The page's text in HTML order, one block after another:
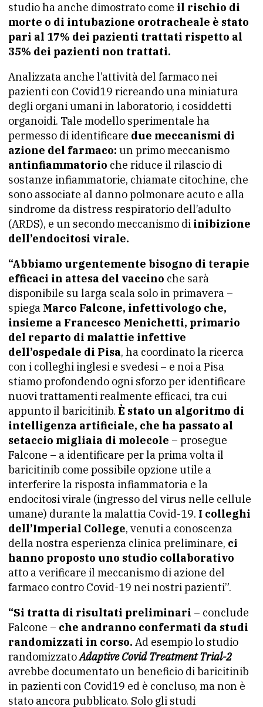
studio ha anche dimostrato come il rischio di
morte o di intubazione orotracheale è stato
pari al 17% dei pazienti trattati rispetto al
35% dei pazienti non trattati.
Analizzata anche l’attività del farmaco nei
pazienti con Covid19 ricreando una miniatura
degli organi umani in laboratorio, i cosiddetti
organoidi. Tale modello sperimentale ha
permesso di identificare due meccanismi di
azione del farmaco: un primo meccanismo
antinfiammatorio che riduce il rilascio di
sostanze infiammatorie, chiamate citochine, che
sono associate al danno polmonare acuto e alla
sindrome da distress respiratorio dell’adulto
(ARDS), e un secondo meccanismo di inibizione
dell’endocitosi virale.
“Abbiamo urgentemente bisogno di terapie
efficaci in attesa del vaccino che sarà
disponibile su larga scala solo in primavera –
spiega Marco Falcone, infettivologo che,
insieme a Francesco Menichetti, primario
del reparto di malattie infettive
dell’ospedale di Pisa, ha coordinato la ricerca
con i colleghi inglesi e svedesi – e noi a Pisa
stiamo profondendo ogni sforzo per identificare
nuovi trattamenti realmente efficaci, tra cui
appunto il baricitinib. È stato un algoritmo di
intelligenza artificiale, che ha passato al
setaccio migliaia di molecole – prosegue
Falcone – a identificare per la prima volta il
baricitinib come possibile opzione utile a
interferire la risposta infiammatoria e la
endocitosi virale (ingresso del virus nelle cellule
umane) durante la malattia Covid-19. I colleghi
dell’Imperial College, venuti a conoscenza
della nostra esperienza clinica preliminare, ci
hanno proposto uno studio collaborativo
atto a verificare il meccanismo di azione del
farmaco contro Covid-19 nei nostri pazienti”.
“Si tratta di risultati preliminari – conclude
Falcone – che andranno confermati da studi
randomizzati in corso. Ad esempio lo studio
randomizzatoAdaptive Covid Treatment Trial-2
avrebbe documentato un beneficio di baricitinib
in pazienti con Covid19 ed è concluso, ma non è
stato ancora pubblicato. Solo gli studi